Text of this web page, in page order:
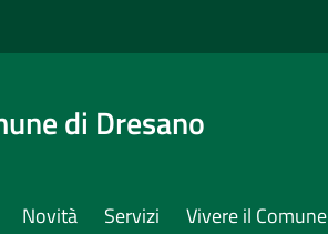
di Dresano
Novità Servizi Vivere il Comune